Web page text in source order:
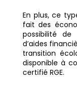
En plus, ce
fait des
possibilité
d’aides
transition
disponible à
certifié RGE.